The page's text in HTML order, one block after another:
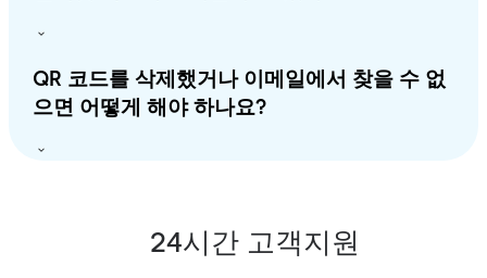
QR 코드를 삭제했거나 이메일에서 찾을 수 없
으면 어떻게 해야 하나요?
24시간 고객지원